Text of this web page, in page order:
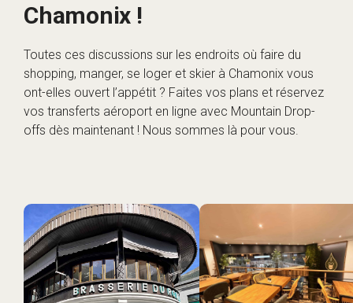
Chamonix !
Toutes ces discussions sur les endroits où faire du
shopping, manger, se loger et skier à Chamonix vous
ont-elles ouvert l’appétit ? Faites vos plans et réservez
vos transferts aéroport en ligne avec Mountain Drop-
offs dès maintenant ! Nous sommes là pour vous.